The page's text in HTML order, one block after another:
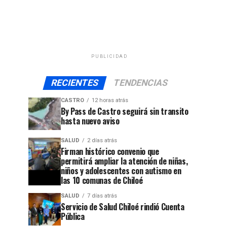
PUBLICIDAD
RECIENTES TENDENCIAS
CASTRO 12 horas atrás
By Pass de Castro seguirá sin transito
hasta nuevo aviso
SALUD 2 días atrás
Firman histórico convenio que
permitirá ampliar la atención de niñas,
niños y adolescentes con autismo en
las 10 comunas de Chiloé
SALUD 7 días atrás
Servicio de Salud Chiloé rindió Cuenta
Pública